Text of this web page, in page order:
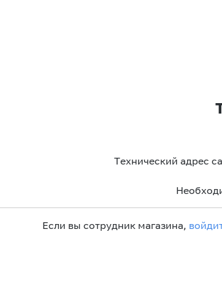
Технический адрес
Если вы сотрудник магазина,